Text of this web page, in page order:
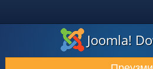
ПРЕУЗИМАЊЕ И ПРОШИРЕЊА
Joomla!